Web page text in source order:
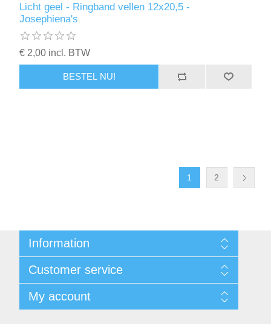
Licht geel - Ringband vellen 12x20,5 -
Josephiena's
€ 2,00 incl. BTW
BESTEL NU!
1 2
Information
Voorwaarden
Over Josephiena
Contact us
Customer service
Recently viewed products
My account